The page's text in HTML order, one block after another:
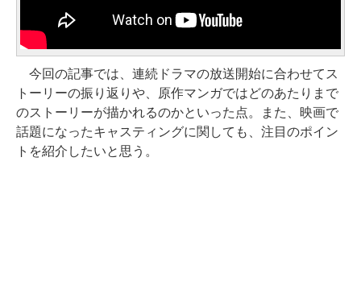
今回の記事では、連続ドラマの放送開始に合わせてス
トーリーの振り返りや、原作マンガではどのあたりまで
のストーリーが描かれるのかといった点。また、映画で
話題になったキャスティングに関しても、注目のポイン
トを紹介したいと思う。